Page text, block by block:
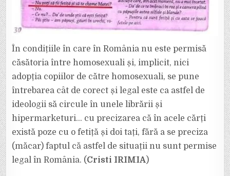
În condițiile în care în România nu este permisă
căsătoria între homosexuali și, implicit, nici
adopția copiilor de către homosexuali, se pune
întrebarea cât de corect și legal este ca astfel de
ideologii să circule în unele librării și
hipermarketuri… cu precizarea că în acele cărți
există poze cu o fetiță și doi tați, fără a se preciza
(măcar) faptul că astfel de situații nu sunt permise
legal în România. (Cristi IRIMIA)